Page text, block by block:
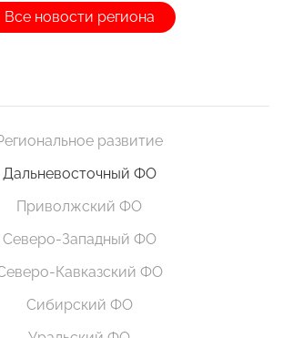
Все новости региона
развитие
Дальневосточный ФО
Приволжский ФО
Северо-Западный ФО
Кавказский ФО
Сибирский ФО